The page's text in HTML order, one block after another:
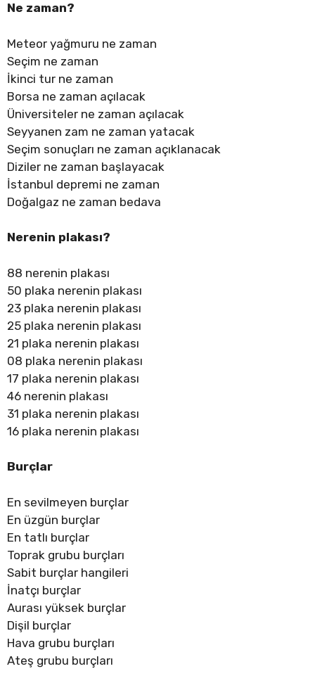
Ne zaman?
Meteor yağmuru ne zaman
Seçim ne zaman
İkinci tur ne zaman
Borsa ne zaman açılacak
Üniversiteler ne zaman açılacak
Seyyanen zam ne zaman yatacak
Seçim sonuçları ne zaman açıklanacak
Diziler ne zaman başlayacak
İstanbul depremi ne zaman
Doğalgaz ne zaman bedava
Nerenin plakası?
88 nerenin plakası
50 plaka nerenin plakası
23 plaka nerenin plakası
25 plaka nerenin plakası
21 plaka nerenin plakası
08 plaka nerenin plakası
17 plaka nerenin plakası
46 nerenin plakası
31 plaka nerenin plakası
16 plaka nerenin plakası
Burçlar
En sevilmeyen burçlar
En üzgün burçlar
En tatlı burçlar
Toprak grubu burçları
Sabit burçlar hangileri
İnatçı burçlar
Aurası yüksek burçlar
Dişil burçlar
Hava grubu burçları
Ateş grubu burçları